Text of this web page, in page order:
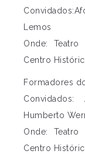
Lemos
Onde: Teatro
Centro
Formadores
Humberto
Onde: Teatro
Centro